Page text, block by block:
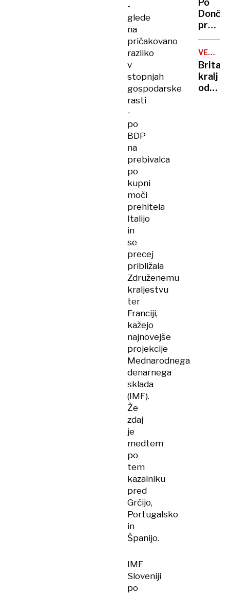
-
glede
na
pričakovano
razliko
v
stopnjah
gospodarske
rasti
-
po
BDP
na
prebivalca
po
kupni
moči
prehitela
Italijo
in
se
precej
približala
Združenemu
kraljestvu
ter
Franciji,
kažejo
najnovejše
projekcije
Mednarodnega
denarnega
sklada
(IMF).
Že
zdaj
je
medtem
po
tem
kazalniku
pred
Grčijo,
Portugalsko
in
Španijo.
IMF
Sloveniji
po
vlade
Po
Karma
je
psica,
Nico
pa
njen
VELIKA
kralj